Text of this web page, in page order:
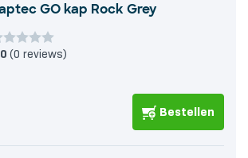
GO kap Rock Grey
(0 reviews)
Bestellen